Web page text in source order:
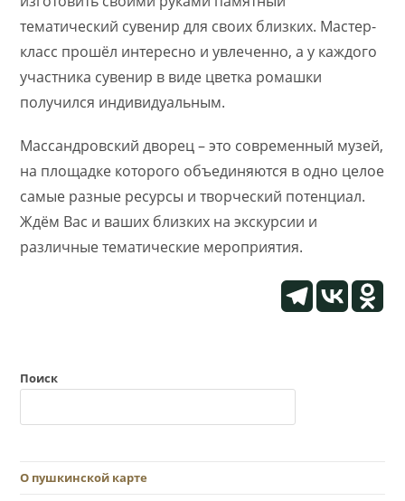
тематический сувенир для своих близких. Мастер-
класс прошёл интересно и увлеченно, а у каждого
участника сувенир в виде цветка ромашки
получился индивидуальным.
Массандровский дворец – это современный музей,
на площадке которого объединяются в одно целое
самые разные ресурсы и творческий потенциал.
Ждём Вас и ваших близких на экскурсии и
различные тематические мероприятия.
Поиск
О пушкинской карте